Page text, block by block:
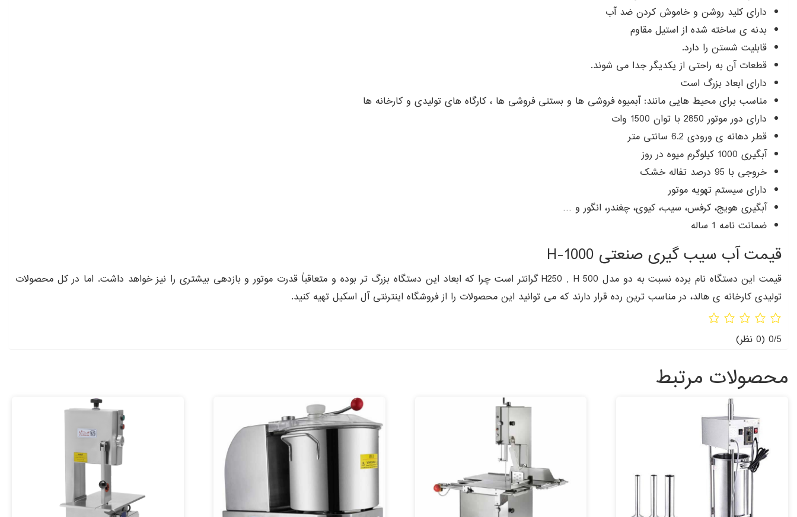
دارای کلید روشن و خاموش کردن ضد آب
بدنه ی ساخته شده از استیل مقاوم
قابلیت شستن را دارد.
قطعات آن به راحتی از یکدیگر جدا می شوند.
دارای ابعاد بزرگ است
مناسب برای محیط هایی مانند: آبمیوه فروشی ها و بستنی فروشی ها ، کارگاه های تولیدی و کارخانه ها
دارای دور موتور 2850 با توان 1500 وات
قطر دهانه ی ورودی 6.2 سانتی متر
آبگیری 1000 کیلوگرم میوه در روز
خروجی با 95 درصد تفاله خشک
دارای سیستم تهویه موتور
آبگیری هویج، کرفس، سیب، کیوی، چغندر، انگور و …
ضمانت نامه 1 ساله
قیمت آب سیب گیری صنعتی H-1000
قیمت این دستگاه نام برده نسبت به دو مدل H250 , H 500 گرانتر است چرا که ابعاد این دستگاه بزرگ تر بوده و متعاقباً قدرت موتور و بازدهی بیشتری را نیز خواهد داشت. اما در کل محصولات
تولیدی کارخانه ی هالد، در مناسب ترین رده قرار دارند که می توانید این محصولات را از فروشگاه اینترنتی آل اسکیل تهیه کنید.
0/5 (0 نظر)
محصولات مرتبط